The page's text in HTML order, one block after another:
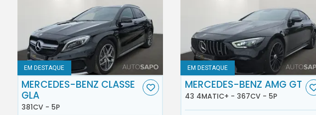
EM DESTAQUE
MERCEDES-BENZ CLASSE
GLA
381CV - 5P
EM DESTAQUE
MERCEDES-BENZ AMG GT
43 4MATIC+ - 367CV - 5P